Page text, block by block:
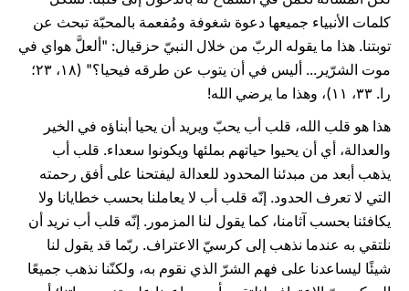
كلمات الأنبياء جميعها دعوة شغوفة ومُفعمة بالمحبّة تبحث عن
توبتنا. هذا ما يقوله الربّ من خلال النبيّ حزقيال: "ألعلَّ هواي في
موت الشرّير... أليس في أن يتوب عن طرقه فيحيا؟" (۱۸، ۲۳؛
را. ۳۳، ۱۱)، وهذا ما يرضي الله!
هذا هو قلب الله، قلب أب يحبّ ويريد أن يحيا أبناؤه في الخير
والعدالة، أي أن يحيوا حياتهم بملئها ويكونوا سعداء. قلب أب
يذهب أبعد من مبدئنا المحدود للعدالة ليفتحنا على أفق رحمته
التي لا تعرف الحدود. إنّه قلب أب لا يعاملنا بحسب خطايانا ولا
يكافئنا بحسب آثامنا، كما يقول لنا المزمور. إنّه قلب أب نريد أن
نلتقي به عندما نذهب إلى كرسيّ الاعتراف. ربّما قد يقول لنا
شيئًا ليساعدنا على فهم الشرّ الذي نقوم به، ولكنّنا نذهب جميعًا